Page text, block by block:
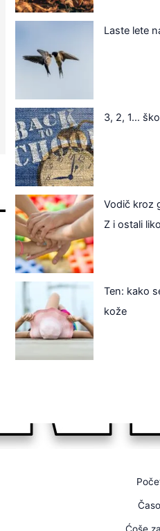
Laste lete
3, 2, 1…
Vodič kroz
Z i ostali
Ten: kako
kože
Ćoše